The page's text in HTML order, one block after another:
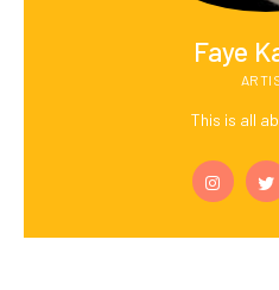
Faye
This is all